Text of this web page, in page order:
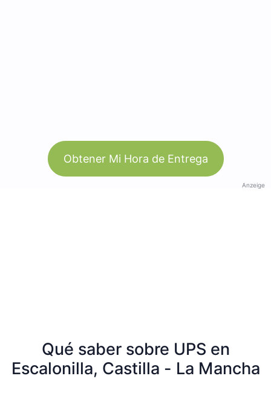
Obtener Mi Hora de Entrega
Anzeige
Qué saber sobre UPS en
Escalonilla, Castilla - La Mancha